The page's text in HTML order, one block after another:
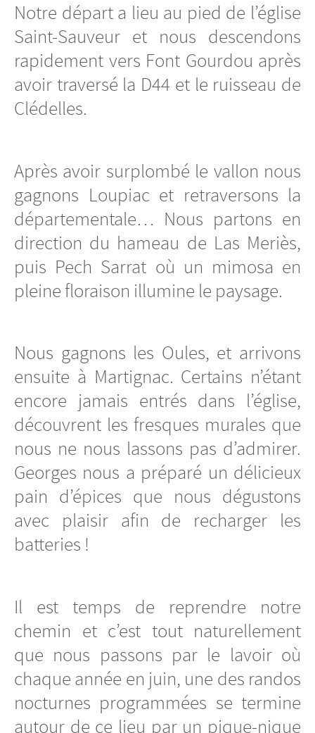
Notre départ a lieu au pied de l’église
Saint-Sauveur et nous descendons
rapidement vers Font Gourdou après
avoir traversé la D44 et le ruisseau de
Clédelles.
Après avoir surplombé le vallon nous
gagnons Loupiac et retraversons la
départementale… Nous partons en
direction du hameau de Las Meriès,
puis Pech Sarrat où un mimosa en
pleine floraison illumine le paysage.
Nous gagnons les Oules, et arrivons
ensuite à Martignac. Certains n’étant
encore jamais entrés dans l’église,
découvrent les fresques murales que
nous ne nous lassons pas d’admirer.
Georges nous a préparé un délicieux
pain d’épices que nous dégustons
avec plaisir afin de recharger les
batteries !
Il est temps de reprendre notre
chemin et c’est tout naturellement
que nous passons par le lavoir où
chaque année en juin, une des randos
nocturnes programmées se termine
autour de ce lieu par un pique-nique